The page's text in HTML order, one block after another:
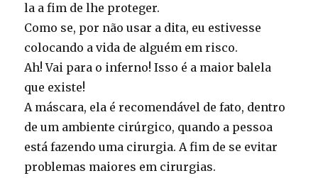
la a fim de lhe proteger.
Como se, por não usar a dita, eu estivesse
colocando a vida de alguém em risco.
Ah! Vai para o inferno! Isso é a maior balela
que existe!
A máscara, ela é recomendável de fato, dentro
de um ambiente cirúrgico, quando a pessoa
está fazendo uma cirurgia. A fim de se evitar
problemas maiores em cirurgias.